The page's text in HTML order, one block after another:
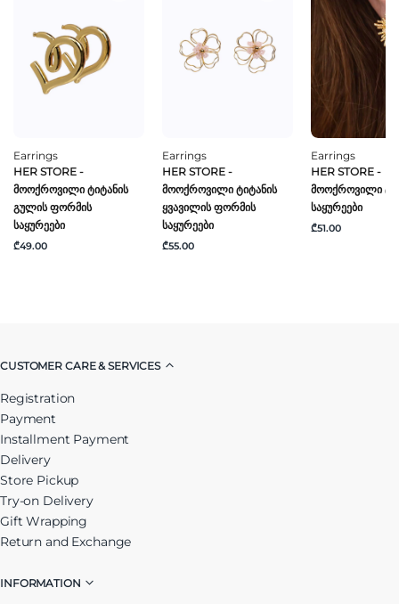
Earrings
HER STORE -
Მოოქროვილი Ტიტანის
Გულის Ფორმის
Საყურეები
₾49.00
Earrings
HER STORE -
Მოოქროვილი Ტიტანის
Ყვავილის Ფორმის
Საყურეები
₾55.00
Earrings
HER STORE -
Მოოქროვილი
Საყურეები
₾51.00
CUSTOMER CARE & SERVICES
Registration
Payment
Installment Payment
Delivery
Store Pickup
Try-on Delivery
Gift Wrapping
Return and Exchange
INFORMATION